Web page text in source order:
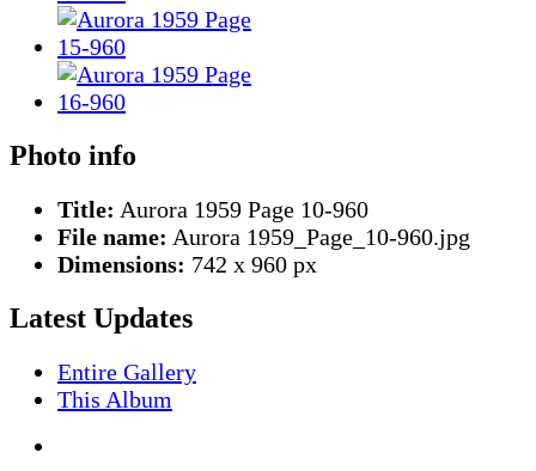
Photo info
Title: Aurora 1959 Page 10-960
File name: Aurora 1959_Page_10-960.jpg
Dimensions: 742 x 960 px
Latest Updates
Entire Gallery
This Album